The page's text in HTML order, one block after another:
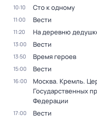
10:10 Сто к одному
11:00 Вести
11:20 На деревню
13:00 Вести
13:50 Время героев
15:00 Вести
16:00
Москва. Кремль.
Государственных
Федерации
17:00 Вести